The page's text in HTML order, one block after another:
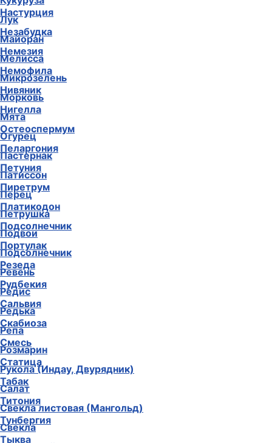
Настурция
Незабудка
Немезия
Немофила
Нивяник
Нигелла
Остеоспермум
Пеларгония
Петуния
Пиретрум
Платикодон
Подсолнечник
Портулак
Резеда
Рудбекия
Сальвия
Скабиоза
Смесь
Статица
Табак
Титония
Тунбергия
Тыква
Лук
Майоран
Мелисса
Микрозелень
Морковь
Мята
Огурец
Пастернак
Патиссон
Перец
Петрушка
Подвои
Подсолнечник
Ревень
Редис
Редька
Репа
Розмарин
Рукола (Индау, Двурядник)
Салат
Свекла листовая (Мангольд)
Свекла